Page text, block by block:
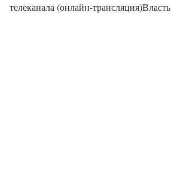
телеканала (онлайн-трансляция)Власть